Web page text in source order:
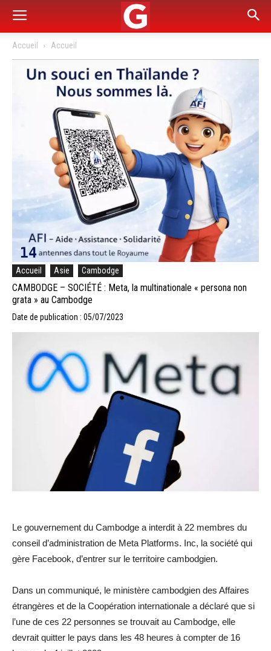
Accueil Accueil
Accueil Asie Cambodge
CAMBODGE – SOCIÉTÉ : Meta, la multinationale « persona non
grata » au Cambodge
Date de publication : 05/07/2023
Le gouvernement du Cambodge a interdit à 22 membres du
conseil d’administration de Meta Platforms. Inc, la société qui
gère Facebook, d’entrer sur le territoire cambodgien.
Dans un communiqué, le ministère cambodgien des Affaires
étrangères et de la Coopération internationale a déclaré que si
l’une de ces 22 personnes se trouvait au Cambodge, elle
devrait quitter le pays dans les 48 heures à compter de 16